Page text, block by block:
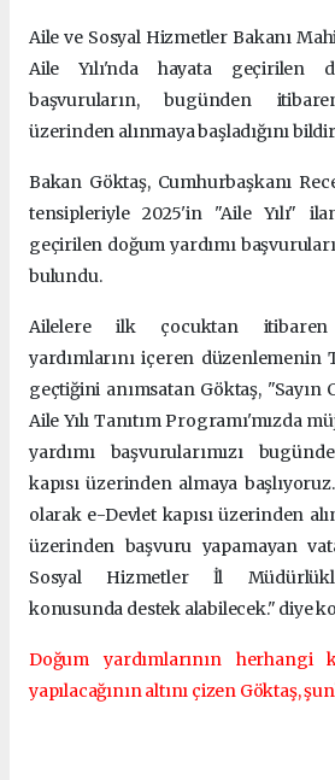
Aile ve Sosyal Hizmetler Bakanı
Aile Yılı'nda hayata geçirilen
başvuruların, bugünden
üzerinden alınmaya başladığını
Bakan Göktaş, Cumhurbaşkanı
tensipleriyle 2025'in "Aile Yılı"
geçirilen doğum yardımı
bulundu.
Ailelere ilk çocuktan
yardımlarını içeren düzenlemenin
geçtiğini anımsatan Göktaş, "Sayın
Aile Yılı Tanıtım Programı'mızda
yardımı başvurularımızı
kapısı üzerinden almaya
olarak e-Devlet kapısı üzerinden
üzerinden başvuru yapamayan
Sosyal Hizmetler İl
konusunda destek alabilecek." diye
Doğum yardımlarının herhangi
yapılacağının altını çizen Göktaş,